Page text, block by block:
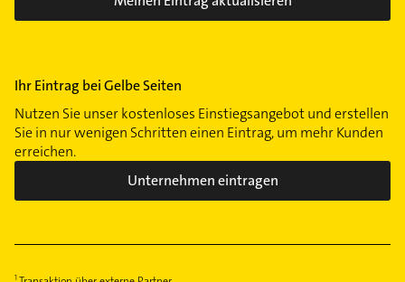
Ihr Eintrag bei Gelbe Seiten
Nutzen Sie unser kostenloses Einstiegsangebot und erstellen
Sie in nur wenigen Schritten einen Eintrag, um mehr Kunden
erreichen.
Unternehmen eintragen